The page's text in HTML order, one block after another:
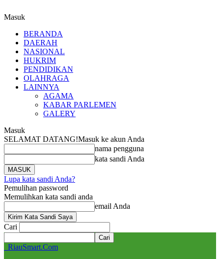
Masuk
BERANDA
DAERAH
NASIONAL
HUKRIM
PENDIDIKAN
OLAHRAGA
LAINNYA
AGAMA
KABAR PARLEMEN
GALERY
Masuk
SELAMAT DATANG!Masuk ke akun Anda
nama pengguna
kata sandi Anda
Lupa kata sandi Anda?
Pemulihan password
Memulihkan kata sandi anda
email Anda
Cari
RiauSmart.Com